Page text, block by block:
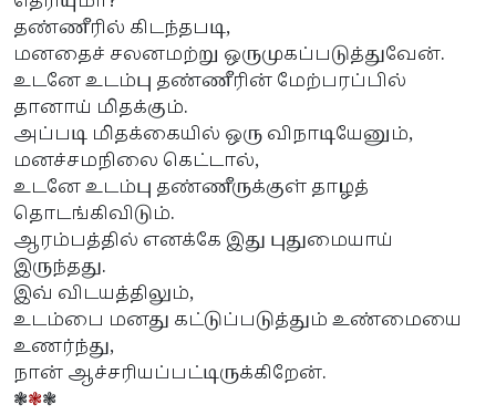
தண்ணீரில் கிடந்தபடி,
மனதைச் சலனமற்று ஒருமுகப்படுத்துவேன்.
உடனே உடம்பு தண்ணீரின் மேற்பரப்பில்
தானாய் மிதக்கும்.
அப்படி மிதக்கையில் ஒரு விநாடியேனும்,
மனச்சமநிலை கெட்டால்,
உடனே உடம்பு தண்ணீருக்குள் தாழத்
தொடங்கிவிடும்.
ஆரம்பத்தில் எனக்கே இது புதுமையாய்
இருந்தது.
இவ் விடயத்திலும்,
உடம்பை மனது கட்டுப்படுத்தும் உண்மையை
உணர்ந்து,
நான் ஆச்சரியப்பட்டிருக்கிறேன்.
❃❃❃